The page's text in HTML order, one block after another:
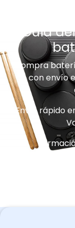
Guía
Compra
con envío
Envío rápido